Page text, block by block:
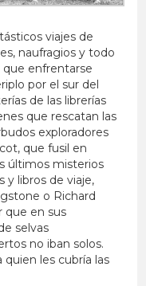
viajes de
naufragios y todo
enfrentarse
por el sur del
de las librerías
que rescatan las
exploradores
que fusil en
últimos misterios
y libros de viaje,
o Richard
que en sus
selvas
no iban solos.
quien les cubría las